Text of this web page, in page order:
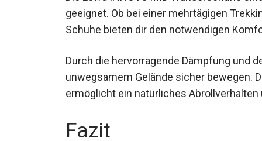
Die Lowa INNOVO MID Wanderschuhe
geeignet. Ob bei einer mehrtägigen
Durch die hervorragende Dämpfung und
unwegsamem Gelände sicher bewegen.